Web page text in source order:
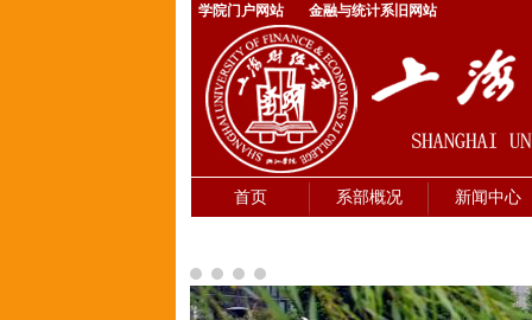
学院门户网站 金融与统计系旧网站
首页 系部概况 新闻中心